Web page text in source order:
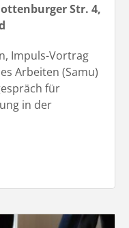
Str. 4,
Impuls-Vortrag
Arbeiten (Samu)
für
in der